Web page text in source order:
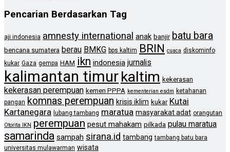
Pencarian Berdasarkan Tag
aji indonesia amnesty international anak banjir batu bara
bencana sumatera berau BMKG bps kaltim BRIN cuaca diskominfo
kukar Gaza gempa HAM ikn indonesia jurnalis
kalimantan timurkaltim kekerasan
kekerasan perempuan kemen PPPA kementerian esdm ketahanan
pangan komnas perempuan krisis iklim kukar Kutai
Kartanegara lubang tambang maratua masyarakat adat orangutan
Otorita IKN perempuan pesut mahakam pilkada pulau maratua
samarinda sampah sirana.id tambang tambang batu bara
universitas mulawarman wisata